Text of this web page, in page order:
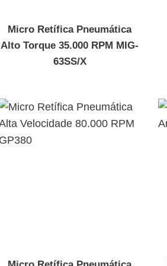
Micro Retífica Pneumática
Alto Torque 35.000 RPM MIG-
63SS/X